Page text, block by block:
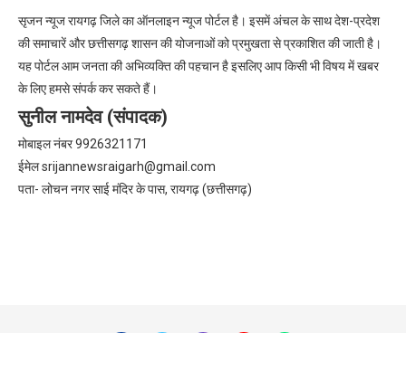
सृजन न्यूज रायगढ़ जिले का ऑनलाइन न्यूज पोर्टल है। इसमें अंचल के साथ देश-प्रदेश
की समाचारें और छत्तीसगढ़ शासन की योजनाओं को प्रमुखता से प्रकाशित की जाती है।
यह पोर्टल आम जनता की अभिव्यक्ति की पहचान है इसलिए आप किसी भी विषय में खबर
के लिए हमसे संपर्क कर सकते हैं।
सुनील नामदेव (संपादक)
मोबाइल नंबर 9926321171
ईमेलsrijannewsraigarh@gmail.com
पता- लोचन नगर साई मंदिर के पास, रायगढ़ (छत्तीसगढ़)